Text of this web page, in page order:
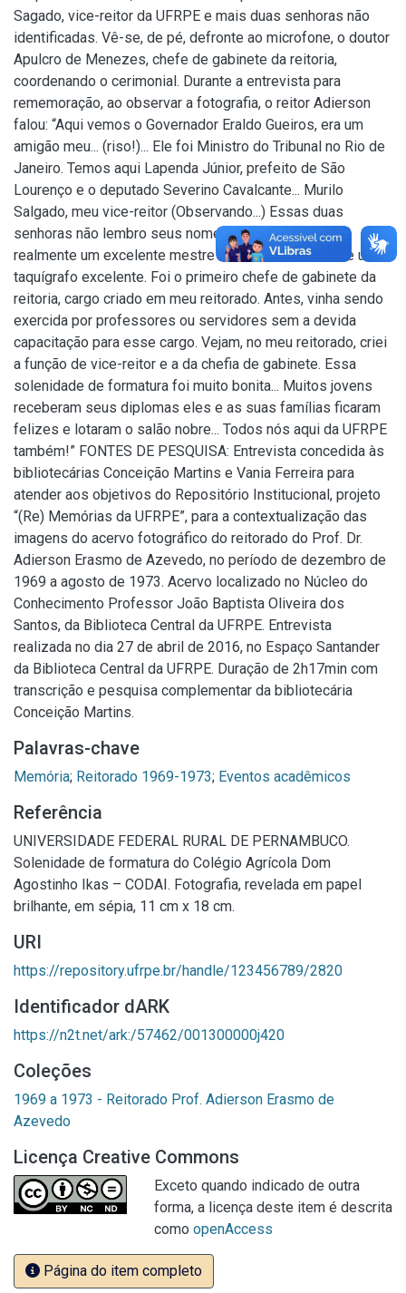
Sagado, vice-reitor da UFRPE e mais duas senhoras não
identificadas. Vê-se, de pé, defronte ao microfone, o doutor
Apulcro de Menezes, chefe de gabinete da reitoria,
coordenando o cerimonial. Durante a entrevista para
rememoração, ao observar a fotografia, o reitor Adierson
falou: “Aqui vemos o Governador Eraldo Gueiros, era um
amigão meu... (riso!)... Ele foi Ministro do Tribunal no Rio de
Janeiro. Temos aqui Lapenda Júnior, prefeito de São
Lourenço e o deputado Severino Cavalcante... Murilo
Salgado, meu vice-reitor (Observando...) Essas duas
senhoras não lembro seus nomes... Apulcro, ele era
realmente um excelente mestre de cerimônia além de um
taquígrafo excelente. Foi o primeiro chefe de gabinete da
reitoria, cargo criado em meu reitorado. Antes, vinha sendo
exercida por professores ou servidores sem a devida
capacitação para esse cargo. Vejam, no meu reitorado, criei
a função de vice-reitor e a da chefia de gabinete. Essa
solenidade de formatura foi muito bonita... Muitos jovens
receberam seus diplomas eles e as suas famílias ficaram
felizes e lotaram o salão nobre... Todos nós aqui da UFRPE
também!” FONTES DE PESQUISA: Entrevista concedida às
bibliotecárias Conceição Martins e Vania Ferreira para
atender aos objetivos do Repositório Institucional, projeto
“(Re) Memórias da UFRPE”, para a contextualização das
imagens do acervo fotográfico do reitorado do Prof. Dr.
Adierson Erasmo de Azevedo, no período de dezembro de
1969 a agosto de 1973. Acervo localizado no Núcleo do
Conhecimento Professor João Baptista Oliveira dos
Santos, da Biblioteca Central da UFRPE. Entrevista
realizada no dia 27 de abril de 2016, no Espaço Santander
da Biblioteca Central da UFRPE. Duração de 2h17min com
transcrição e pesquisa complementar da bibliotecária
Conceição Martins.
Palavras-chave
Memória; Reitorado 1969-1973; Eventos acadêmicos
Referência
UNIVERSIDADE FEDERAL RURAL DE PERNAMBUCO.
Solenidade de formatura do Colégio Agrícola Dom
Agostinho Ikas – CODAI. Fotografia, revelada em papel
brilhante, em sépia, 11 cm x 18 cm.
URI
https://repository.ufrpe.br/handle/123456789/2820
Identificador dARK
https://n2t.net/ark:/57462/001300000j420
Coleções
1969 a 1973 - Reitorado Prof. Adierson Erasmo de
Azevedo
Licença Creative Commons
Exceto quando indicado de outra
forma, a licença deste item é descrita
como openAccess
Página do item completo